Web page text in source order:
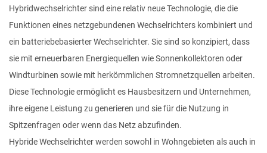
Hybridwechselrichter sind eine relativ neue Technologie, die die
Funktionen eines netzgebundenen Wechselrichters kombiniert und
ein batteriebebasierter Wechselrichter. Sie sind so konzipiert, dass
sie mit erneuerbaren Energiequellen wie Sonnenkollektoren oder
Windturbinen sowie mit herkömmlichen Stromnetzquellen arbeiten.
Diese Technologie ermöglicht es Hausbesitzern und Unternehmen,
ihre eigene Leistung zu generieren und sie für die Nutzung in
Spitzenfragen oder wenn das Netz abzufinden.
Hybride Wechselrichter werden sowohl in Wohngebieten als auch in